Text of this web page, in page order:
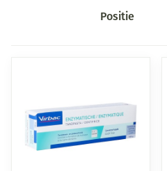
Sorteer op: